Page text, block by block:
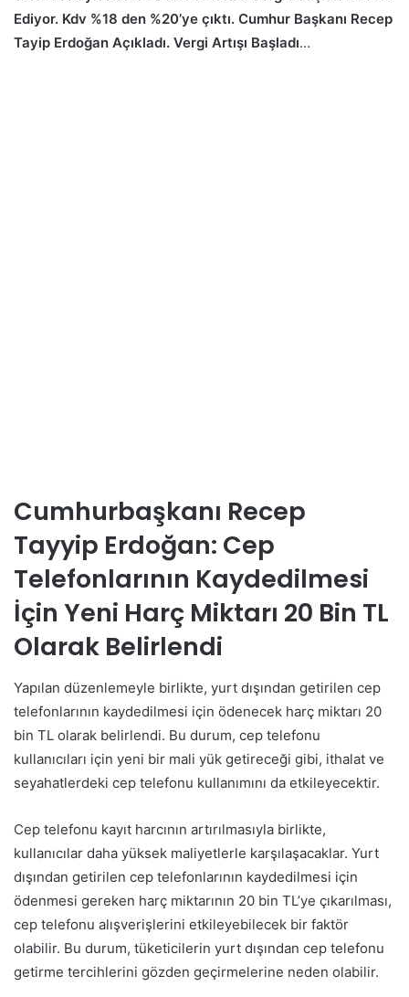
Ediyor. Kdv %18 den %20’ye çıktı. Cumhur Başkanı Recep
Tayip Erdoğan Açıkladı. Vergi Artışı Başladı…
Cumhurbaşkanı Recep
Tayyip Erdoğan: Cep
Telefonlarının Kaydedilmesi
İçin Yeni Harç Miktarı 20 Bin TL
Olarak Belirlendi
Yapılan düzenlemeyle birlikte, yurt dışından getirilen cep
telefonlarının kaydedilmesi için ödenecek harç miktarı 20
bin TL olarak belirlendi. Bu durum, cep telefonu
kullanıcıları için yeni bir mali yük getireceği gibi, ithalat ve
seyahatlerdeki cep telefonu kullanımını da etkileyecektir.
Cep telefonu kayıt harcının artırılmasıyla birlikte,
kullanıcılar daha yüksek maliyetlerle karşılaşacaklar. Yurt
dışından getirilen cep telefonlarının kaydedilmesi için
ödenmesi gereken harç miktarının 20 bin TL’ye çıkarılması,
cep telefonu alışverişlerini etkileyebilecek bir faktör
olabilir. Bu durum, tüketicilerin yurt dışından cep telefonu
getirme tercihlerini gözden geçirmelerine neden olabilir.